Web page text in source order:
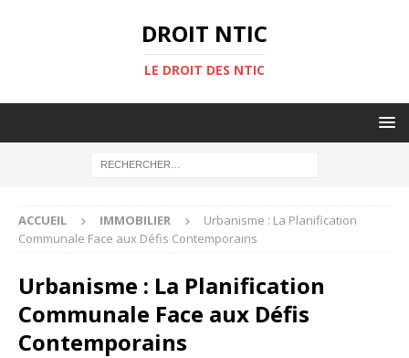
DROIT NTIC
LE DROIT DES NTIC
ACCUEIL IMMOBILIER
Urbanisme : La Planification
Communale Face aux Défis Contemporains
Urbanisme : La Planification
Communale Face aux Défis
Contemporains